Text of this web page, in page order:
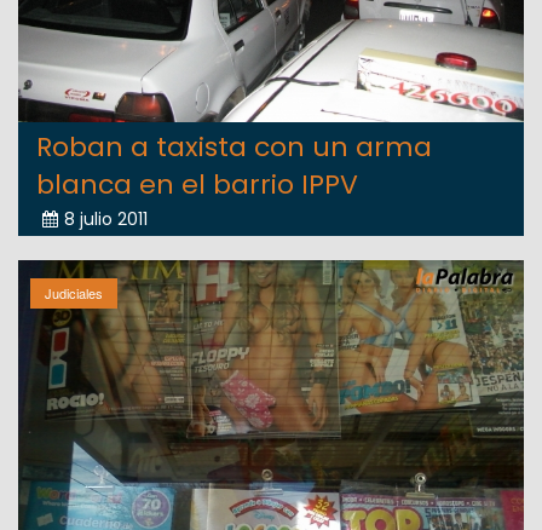
Roban a taxista con un arma
blanca en el barrio IPPV
8 julio 2011
Judiciales